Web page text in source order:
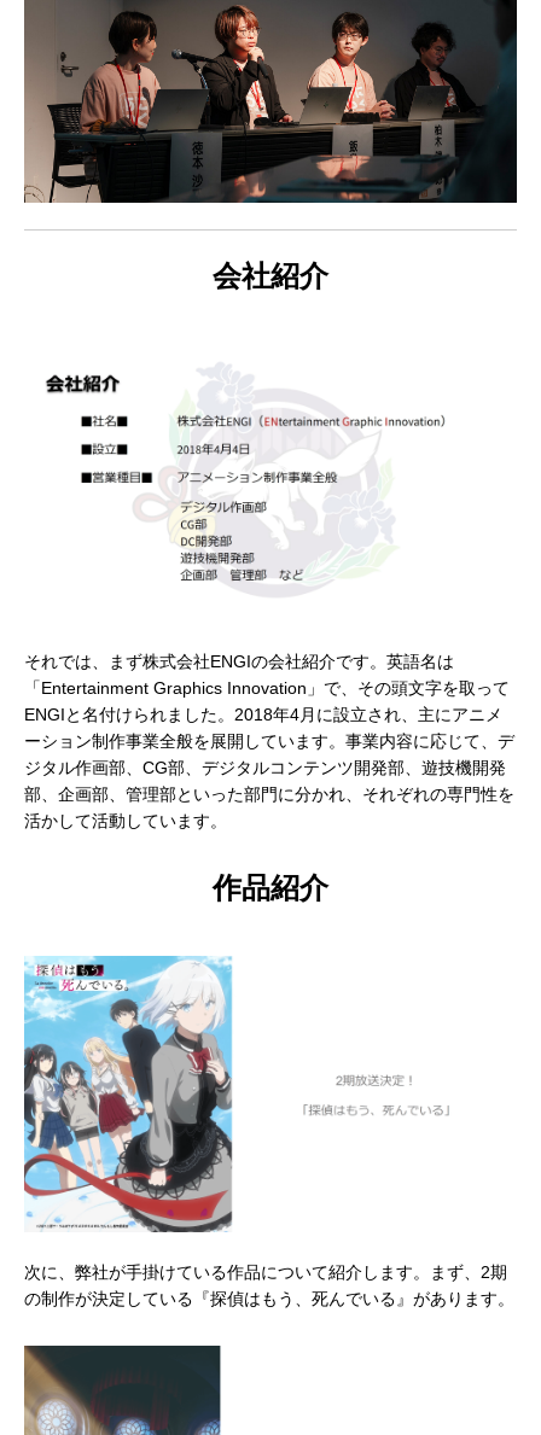
Autodesk Fusion × Rhinoによる次世代デ
【動画】3ds Maxに
『MERCURY Entei Ryu造形作品集』発売
『MERCURY Entei
アニメーションによるリッチコンテンツで
差別化を！ Character Creator/Mayaとの連
実現できる未来」
会社紹介
それでは、まず株式会社ENGIの会社紹介です。英語名は
「Entertainment Graphics Innovation」で、その頭文字を取って
ENGIと名付けられました。2018年4月に設立され、主にアニメ
ーション制作事業全般を展開しています。事業内容に応じて、デ
ジタル作画部、CG部、デジタルコンテンツ開発部、遊技機開発
部、企画部、管理部といった部門に分かれ、それぞれの専門性を
活かして活動しています。
作品紹介
次に、弊社が手掛けている作品について紹介します。まず、2期
の制作が決定している『探偵はもう、死んでいる』があります。